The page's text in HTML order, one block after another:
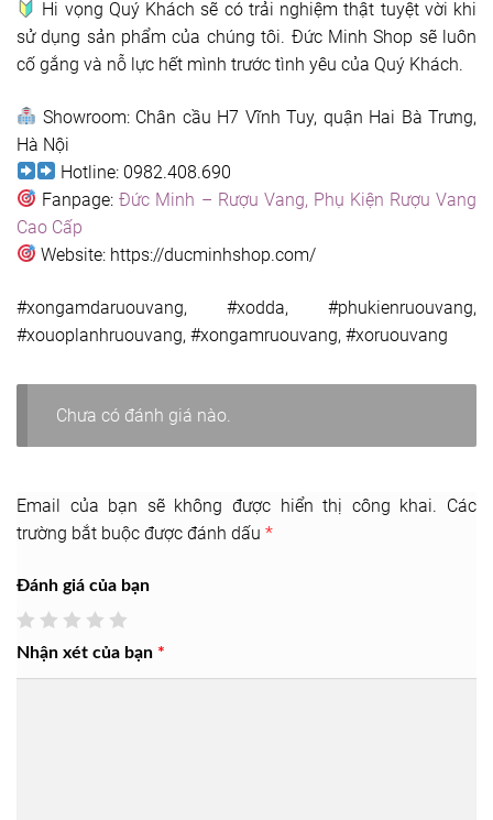
Hi vọng Quý Khách sẽ có trải nghiệm thật tuyệt vời khi
sử dụng sản phẩm của chúng tôi. Đức Minh Shop sẽ luôn
cố gắng và nỗ lực hết mình trước tình yêu của Quý Khách.
Showroom: Chân cầu H7 Vĩnh Tuy, quận Hai Bà Trưng,
Hà Nội
Hotline: 0982.408.690
Fanpage:Đức Minh – Rượu Vang, Phụ Kiện Rượu Vang
Cao Cấp
Website: https://ducminhshop.com/
#xongamdaruouvang, #xodda, #phukienruouvang,
#xouoplanhruouvang, #xongamruouvang, #xoruouvang
Chưa có đánh giá nào.
Email của bạn sẽ không được hiển thị công khai. Các
trường bắt buộc được đánh dấu *
Đánh giá của bạn
Nhận xét của bạn *